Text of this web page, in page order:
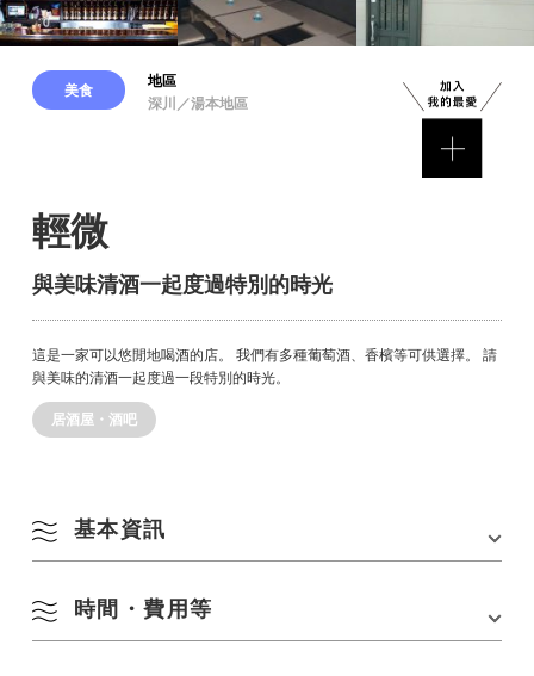
美食
地區
深川／湯本地區
輕微
與美味清酒一起度過特別的時光
這是一家可以悠閒地喝酒的店。 我們有多種葡萄酒、香檳等可供選擇。 請
與美味的清酒一起度過一段特別的時光。
居酒屋・酒吧
基本資訊
地址 長門市東深川949-9
時間・費用等